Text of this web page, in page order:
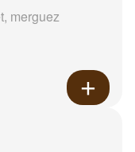
merguez